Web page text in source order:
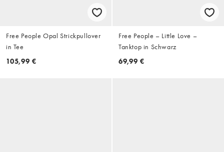
Free People Opal Strickpullover
in Tee
105,99 €
Free People – Little Love –
Tanktop in Schwarz
69,99 €